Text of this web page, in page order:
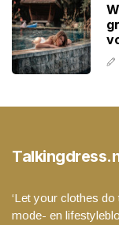
‘Let your clothes do
mode- en